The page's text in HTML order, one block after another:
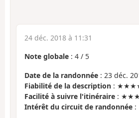
24 déc. 2018 à 11:31
Note globale : 4 / 5
Date de la randonnée : 23 déc.
Fiabilité de la description :
Facilité à suivre l'itinéraire :
Intérêt du circuit de randonnée :